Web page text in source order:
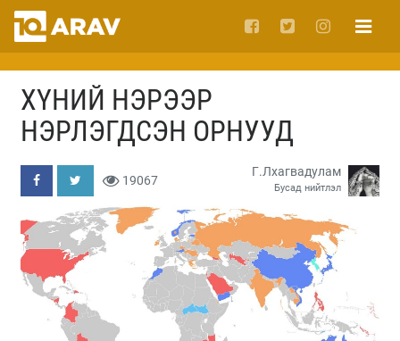
ХҮНИЙ НЭРЭЭР
НЭРЛЭГДСЭН ОРНУУД
19067
Г.Лхагвадулам
Бусад нийтлэл